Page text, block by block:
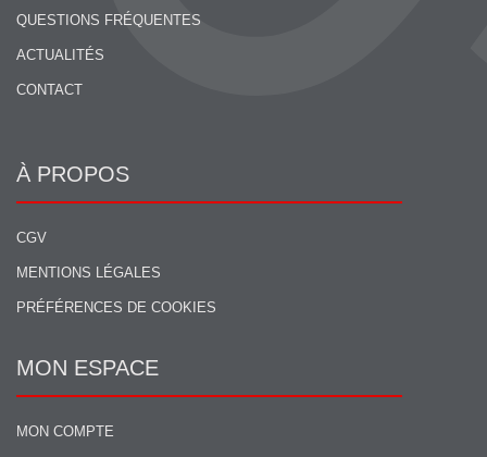
QUESTIONS FRÉQUENTES
ACTUALITÉS
CONTACT
À PROPOS
CGV
MENTIONS LÉGALES
PRÉFÉRENCES DE COOKIES
MON ESPACE
MON COMPTE